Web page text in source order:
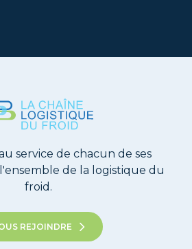
service de chacun de ses
de la logistique du
froid.
REJOINDRE